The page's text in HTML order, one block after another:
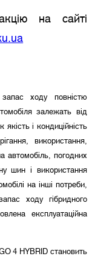
на сайті
ходу повністю
залежать від
і кондиційність
використання,
автомобіль, погодних
шин і використання
на інші потреби,
ходу гібридного
експлуатаційна
4 HYBRID становить